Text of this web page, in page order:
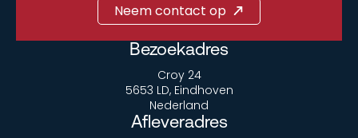
Neem contact op
Bezoekadres
Croy 24
5653 LD, Eindhoven
Nederland
Afleveradres